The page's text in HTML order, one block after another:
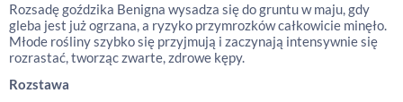
Rozsadę goździka Benigna wysadza się do gruntu w maju, gdy
gleba jest już ogrzana, a ryzyko przymrozków całkowicie minęło.
Młode rośliny szybko się przyjmują i zaczynają intensywnie się
rozrastać, tworząc zwarte, zdrowe kępy.
Rozstawa